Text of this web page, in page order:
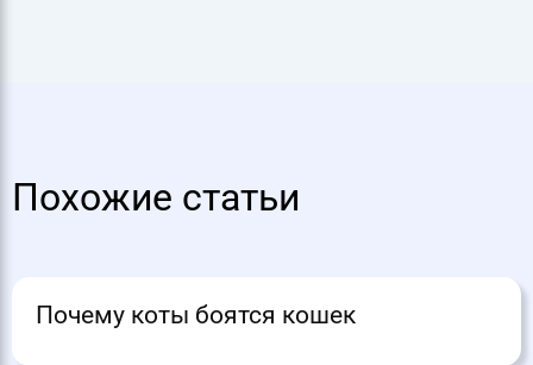
Похожие статьи
Почему коты боятся кошек